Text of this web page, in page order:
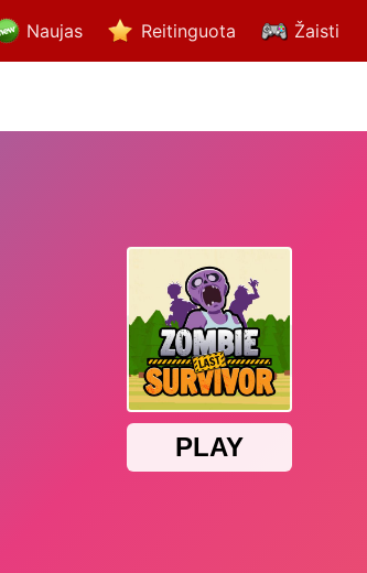
Naujas Reitinguota Žaisti